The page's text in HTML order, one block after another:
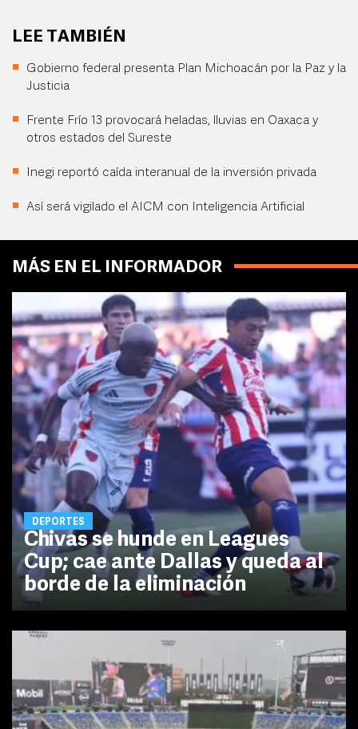
LEE TAMBIÉN
Gobierno federal presenta Plan Michoacán por la Paz y la
Justicia
Frente Frío 13 provocará heladas, lluvias en Oaxaca y
otros estados del Sureste
Inegi reportó caída interanual de la inversión privada
Así será vigilado el AICM con Inteligencia Artificial
MÁS EN EL INFORMADOR
DEPORTES
Chivas se hunde en Leagues
Cup; cae ante Dallas y queda al
borde de la eliminación